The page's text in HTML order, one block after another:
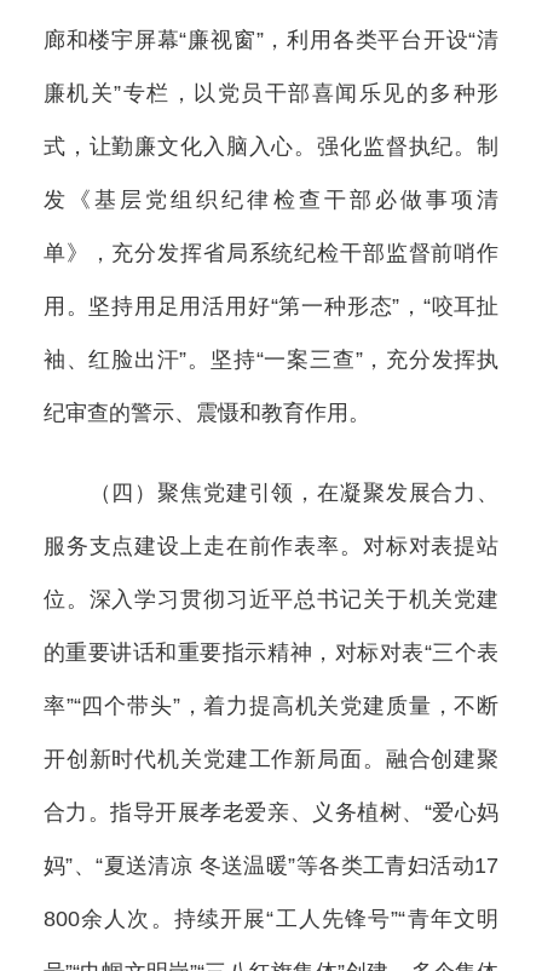
廊和楼宇屏幕“廉视窗”，利用各类平台开设“清
廉机关”专栏，以党员干部喜闻乐见的多种形
式，让勤廉文化入脑入心。强化监督执纪。制
发《基层党组织纪律检查干部必做事项清
单》，充分发挥省局系统纪检干部监督前哨作
用。坚持用足用活用好“第一种形态”，“咬耳扯
袖、红脸出汗”。坚持“一案三查”，充分发挥执
纪审查的警示、震慑和教育作用。
（四）聚焦党建引领，在凝聚发展合力、
服务支点建设上走在前作表率。对标对表提站
位。深入学习贯彻习近平总书记关于机关党建
的重要讲话和重要指示精神，对标对表“三个表
率”“四个带头”，着力提高机关党建质量，不断
开创新时代机关党建工作新局面。融合创建聚
合力。指导开展孝老爱亲、义务植树、“爱心妈
妈”、“夏送清凉 冬送温暖”等各类工青妇活动17
800余人次。持续开展“工人先锋号”“青年文明